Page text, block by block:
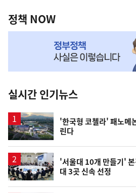
책
NOW,
뉴
스
정책 NOW
실시간 인기뉴스
'한국형 코첼라' 패노메
린다
'서울대 10개 만들기'
대 3곳 신속 선정